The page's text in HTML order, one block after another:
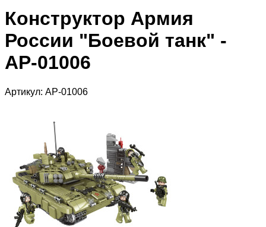
Конструктор Армия
России "Боевой танк" -
АР-01006
Артикул: АР-01006